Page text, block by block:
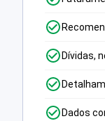
Dívidas,
Dados